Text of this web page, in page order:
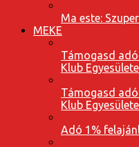
Ma este:
MEKE
Támogasd
Klub
Támogasd
Klub
Adó 1%